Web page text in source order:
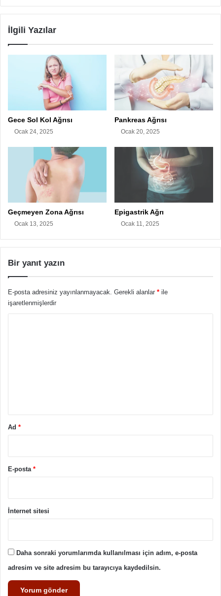
İlgili Yazılar
Gece Sol Kol Ağrısı
Ocak 24, 2025
Pankreas Ağrısı
Ocak 20, 2025
Geçmeyen Zona Ağrısı
Ocak 13, 2025
Epigastrik Ağrı
Ocak 11, 2025
Bir yanıt yazın
E-posta adresiniz yayınlanmayacak. Gerekli alanlar * ile
işaretlenmişlerdir
Ad *
E-posta *
İnternet sitesi
Daha sonraki yorumlarımda kullanılması için adım, e-posta
adresim ve site adresim bu tarayıcıya kaydedilsin.